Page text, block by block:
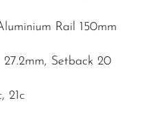
Rail 150mm
Setback 20
21c